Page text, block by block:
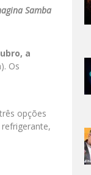
Samba
a
Os
opções